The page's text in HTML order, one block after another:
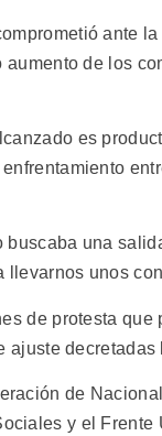
ante
de los
es
una
llevarnos unos
de protesta
decretadas
de
y el Frente